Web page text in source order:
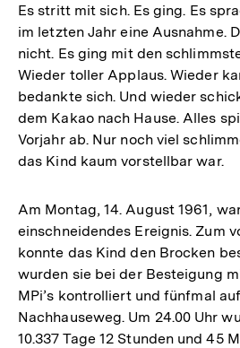
Es stritt mit sich. Es ging. Es
im letzten Jahr eine Ausnahme.
nicht. Es ging mit den
Wieder toller Applaus. Wieder
bedankte sich. Und wieder
dem Kakao nach Hause. Alles
Vorjahr ab. Nur noch viel
das Kind kaum vorstellbar war.
Am Montag, 14. August 1961,
einschneidendes Ereignis. Zum
konnte das Kind den Brocken
wurden sie bei der Besteigung
MPi’s kontrolliert und fünfmal
Nachhauseweg. Um 24.00 Uhr
10.337 Tage 12 Stunden und 45